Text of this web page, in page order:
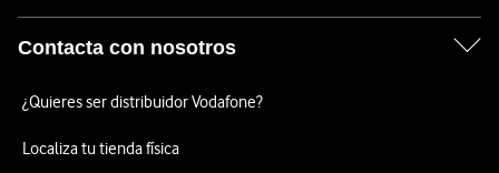
Contacta con nosotros
¿Quieres ser distribuidor Vodafone?
Localiza tu tienda física